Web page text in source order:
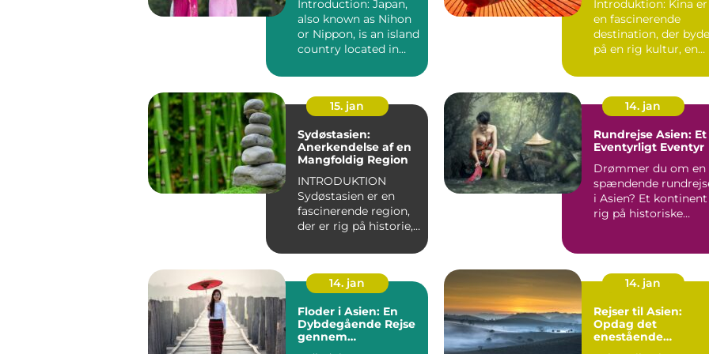
Introduction: Japan,
also known as Nihon
or Nippon, is an island
country located in
Introduktion: Kina er
en fascinerende
destination, der
på en rig kultur, en
15. jan
Sydøstasien:
Anerkendelse af en
Mangfoldig Region
INTRODUKTION
Sydøstasien er en
fascinerende region,
der er rig på historie,
naturskønne l...
14. jan
Rundrejse Asien: Et
Eventyrligt Eventyr
Drømmer du om en
spændende
i Asien? Et kontinent
rig på historiske
14. jan
Floder i Asien: En
Dybdegående Rejse
gennem
14. jan
Rejser til Asien:
Opdag det
enestående